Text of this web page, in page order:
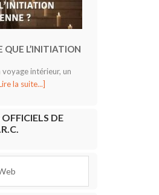
QUE L’INITIATION
voyage intérieur, un
la suite...]
OFFICIELS DE